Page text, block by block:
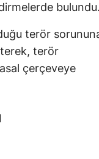
bulundu.
terör
terör
çerçeveye